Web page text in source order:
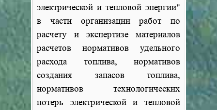
электрической и тепловой энергии"
в части организации работ по
расчету и экспертизе материалов
расчетов нормативов удельного
расхода топлива, нормативов
создания запасов топлива,
нормативов технологических
потерь электрической и тепловой